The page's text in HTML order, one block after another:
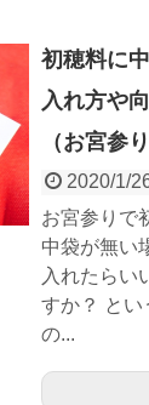
初穂料に
入れ方や
（お宮参
2020/1/
お宮参りで
中袋が無い
入れたらい
すか？ とい
の...